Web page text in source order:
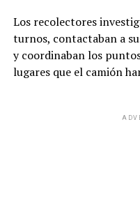
Los recolectores
turnos, contactaban a
y coordinaban los
lugares que el camión